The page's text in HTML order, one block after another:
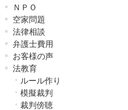
ＮＰＯ
空家問題
法律相談
弁護士費用
お客様の声
法教育
ルール作り
模擬裁判
裁判傍聴